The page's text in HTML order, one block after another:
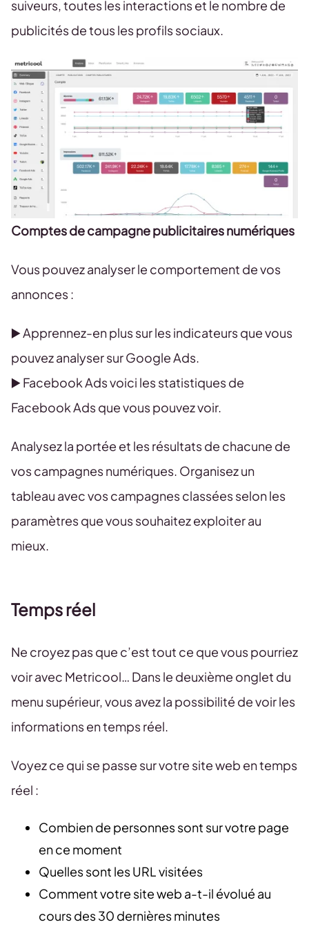
suiveurs, toutes les interactions et le nombre de
publicités de tous les profils sociaux.
Comptes de campagne publicitaires numériques
Vous pouvez analyser le comportement de vos
annonces :
▶️ Apprennez-en plus sur les indicateurs que vous
pouvez analyser sur Google Ads.
▶️ Facebook Ads voici les statistiques de
Facebook Ads que vous pouvez voir.
Analysez la portée et les résultats de chacune de
vos campagnes numériques. Organisez un
tableau avec vos campagnes classées selon les
paramètres que vous souhaitez exploiter au
mieux.
Temps réel
Ne croyez pas que c’est tout ce que vous pourriez
voir avec Metricool… Dans le deuxième onglet du
menu supérieur, vous avez la possibilité de voir les
informations en temps réel.
Voyez ce qui se passe sur votre site web en temps
réel :
Combien de personnes sont sur votre page
en ce moment
Quelles sont les URL visitées
Comment votre site web a-t-il évolué au
cours des 30 dernières minutes